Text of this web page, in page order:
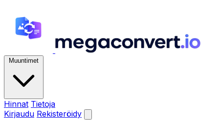
Muuntimet
Hinnat Tietoja
Kirjaudu Rekisteröidy